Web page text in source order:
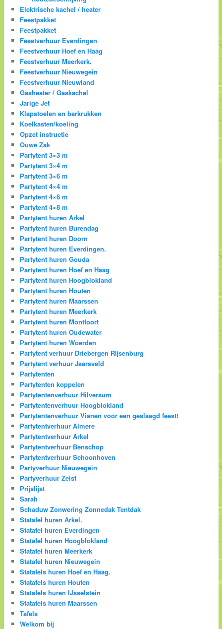
Elektrische kachel / heater
Feestpakket
Feestpakket
Feestverhuur Everdingen
Feestverhuur Hoef en Haag
Feestverhuur Meerkerk.
Feestverhuur Nieuwegein
Feestverhuur Nieuwland
Gasheater / Gaskachel
Jarige Jet
Klapstoelen en barkrukken
Koelkasten/koeling
Opzet instructie
Ouwe Zak
Partytent 3×3 m
Partytent 3×4 m
Partytent 3×6 m
Partytent 4×4 m
Partytent 4×6 m
Partytent 4×8 m
Partytent huren Arkel
Partytent huren Burendag
Partytent huren Doorn
Partytent huren Everdingen.
Partytent huren Gouda
Partytent huren Hoef en Haag
Partytent huren Hoogblokland
Partytent huren Houten
Partytent huren Maarssen
Partytent huren Meerkerk
Partytent huren Montfoort
Partytent huren Oudewater
Partytent huren Woerden
Partytent verhuur Driebergen Rijsenburg
Partytent verhuur Jaarsveld
Partytenten
Partytenten koppelen
Partytentenverhuur Hilversum
Partytentenverhuur Hoogblokland
Partytentenverhuur Vianen voor een geslaagd feest!
Partytentverhuur Almere
Partytentverhuur Arkel
Partytentverhuur Benschop
Partytentverhuur Schoonhoven
Partyverhuur Nieuwegein
Partyverhuur Zeist
Prijslijst
Sarah
Schaduw Zonwering Zonnedak Tentdak
Statafel huren Arkel.
Statafel huren Everdingen
Statafel huren Hoogblokland
Statafel huren Meerkerk
Statafel huren Nieuwegein
Statafels huren Hoef en Haag.
Statafels huren Houten
Statafels huren IJsselstein
Statafels huren Maarssen
Tafels
Welkom bij